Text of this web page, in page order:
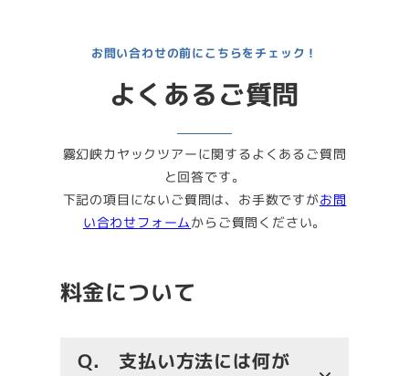
お問い合わせの前にこちらをチェック！
よくあるご質問
霧幻峡カヤックツアーに関するよくあるご質問
と回答です。
下記の項目にないご質問は、お手数ですがお問
い合わせフォームからご質問ください。
料金について
Q. 支払い方法には何が